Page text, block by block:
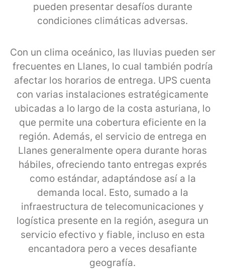
pueden presentar desafíos durante
condiciones climáticas adversas.
Con un clima oceánico, las lluvias pueden ser
frecuentes en Llanes, lo cual también podría
afectar los horarios de entrega. UPS cuenta
con varias instalaciones estratégicamente
ubicadas a lo largo de la costa asturiana, lo
que permite una cobertura eficiente en la
región. Además, el servicio de entrega en
Llanes generalmente opera durante horas
hábiles, ofreciendo tanto entregas exprés
como estándar, adaptándose así a la
demanda local. Esto, sumado a la
infraestructura de telecomunicaciones y
logística presente en la región, asegura un
servicio efectivo y fiable, incluso en esta
encantadora pero a veces desafiante
geografía.